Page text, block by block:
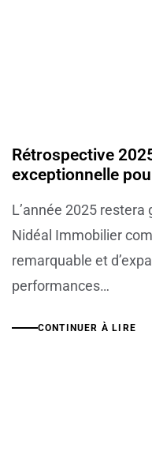
Rétrospective
exceptionnelle
L’année 2025 restera
Nidéal Immobilier
remarquable et
performances…
CONTINUER À LIRE